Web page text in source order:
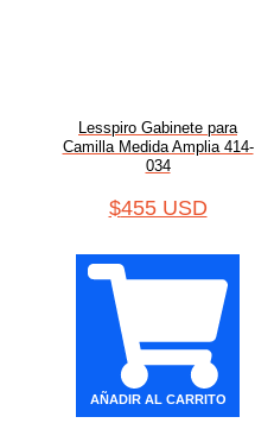
Lesspiro Gabinete para
Camilla Medida Amplia 414-
034
$455 USD
AÑADIR AL CARRITO